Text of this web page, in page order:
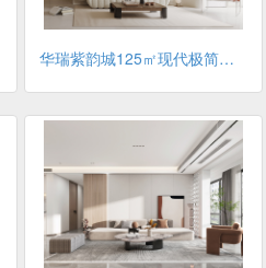
华瑞紫韵城125㎡现代极简风格装修案例